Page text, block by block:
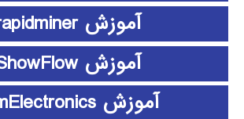
آموزش rapidminer
آموزش ShowFlow
آموزش SimElectronics